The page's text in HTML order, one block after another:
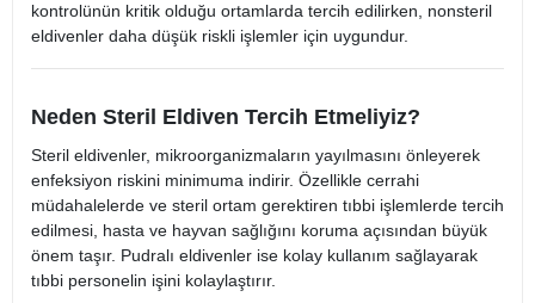
kontrolünün kritik olduğu ortamlarda tercih edilirken, nonsteril
eldivenler daha düşük riskli işlemler için uygundur.
Neden Steril Eldiven Tercih Etmeliyiz?
Steril eldivenler, mikroorganizmaların yayılmasını önleyerek
enfeksiyon riskini minimuma indirir. Özellikle cerrahi
müdahalelerde ve steril ortam gerektiren tıbbi işlemlerde tercih
edilmesi, hasta ve hayvan sağlığını koruma açısından büyük
önem taşır. Pudralı eldivenler ise kolay kullanım sağlayarak
tıbbi personelin işini kolaylaştırır.